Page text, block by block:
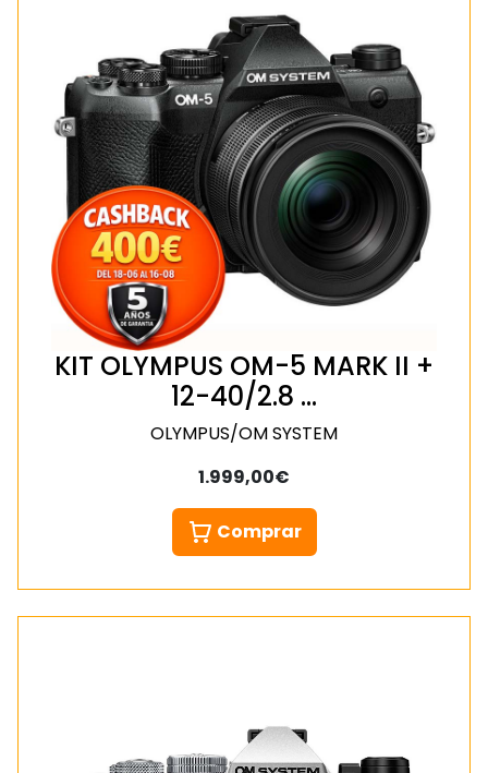
KIT OLYMPUS OM-5 MARK II +
12-40/2.8 …
OLYMPUS/OM SYSTEM
1.999,00€
Comprar